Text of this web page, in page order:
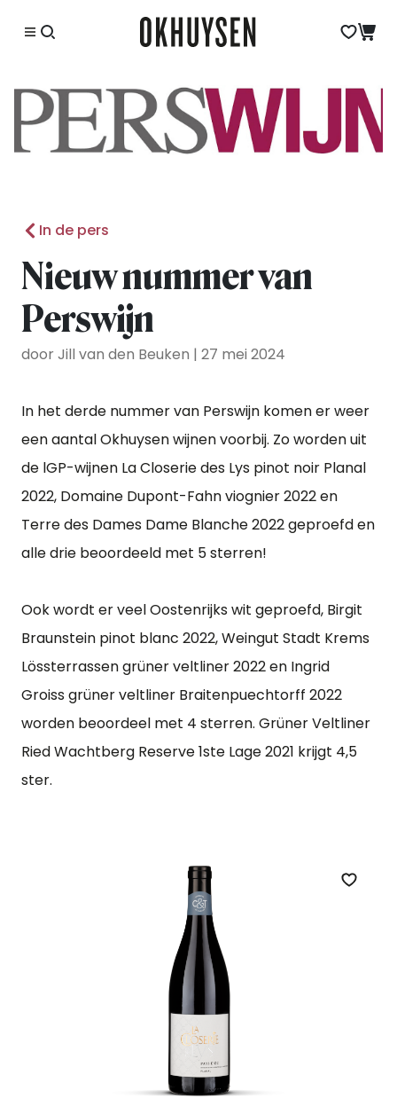
In de pers
Nieuw nummer van
Perswijn
door Jill van den Beuken | 27 mei 2024
In het derde nummer van Perswijn komen er weer
een aantal Okhuysen wijnen voorbij. Zo worden uit
de lGP-wijnen La Closerie des Lys pinot noir Planal
2022, Domaine Dupont-Fahn viognier 2022 en
Terre des Dames Dame Blanche 2022 geproefd en
alle drie beoordeeld met 5 sterren!
Ook wordt er veel Oostenrijks wit geproefd, Birgit
Braunstein pinot blanc 2022, Weingut Stadt Krems
Lössterrassen grüner veltliner 2022 en Ingrid
Groiss grüner veltliner Braitenpuechtorff 2022
worden beoordeel met 4 sterren. Grüner Veltliner
Ried Wachtberg Reserve 1ste Lage 2021 krijgt 4,5
ster.
Zet